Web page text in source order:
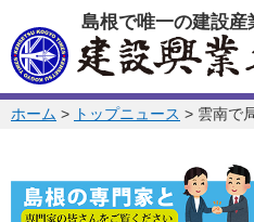
このページの本文へ
島根で唯一の建設産
このページの位置:
ホーム > トップニュース > 雲南で